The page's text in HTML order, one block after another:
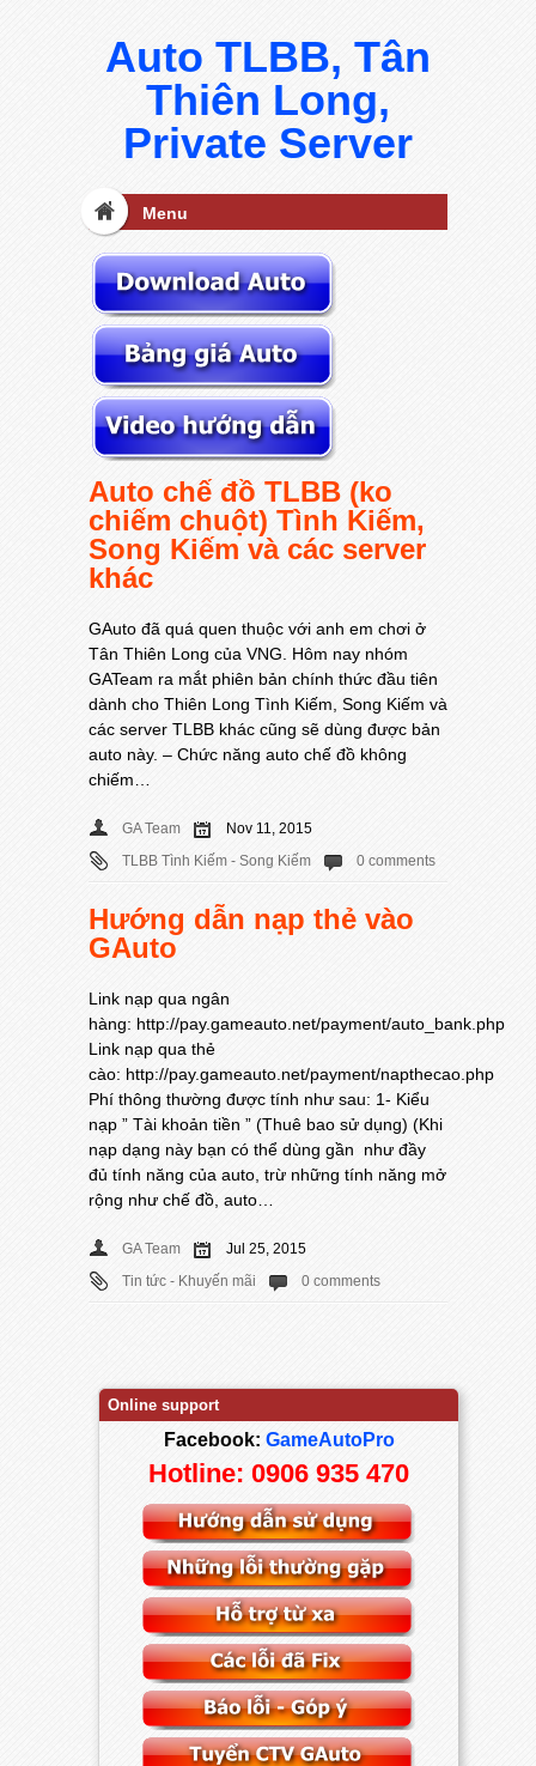
Auto TLBB, Tân
Thiên Long,
Private Server
Menu
Auto chế đồ TLBB (ko
chiếm chuột) Tình Kiếm,
Song Kiếm và các server
khác
GAuto đã quá quen thuộc với anh em chơi ở
Tân Thiên Long của VNG. Hôm nay nhóm
GATeam ra mắt phiên bản chính thức đầu tiên
dành cho Thiên Long Tình Kiếm, Song Kiếm và
các server TLBB khác cũng sẽ dùng được bản
auto này. – Chức năng auto chế đồ không
chiếm…
GA Team
Nov 11, 2015
TLBB Tình Kiếm - Song Kiếm
0 comments
Hướng dẫn nạp thẻ vào
GAuto
Link nạp qua ngân
hàng: http://pay.gameauto.net/payment/auto_bank.php
Link nạp qua thẻ
cào: http://pay.gameauto.net/payment/napthecao.php
Phí thông thường được tính như sau: 1- Kiểu
nạp ” Tài khoản tiền ” (Thuê bao sử dụng) (Khi
nạp dạng này bạn có thể dùng gần như đầy
đủ tính năng của auto, trừ những tính năng mở
rộng như chế đồ, auto…
GA Team
Jul 25, 2015
Tin tức - Khuyến mãi
0 comments
Online support
Facebook: GameAutoPro
Hotline: 0906 935 470